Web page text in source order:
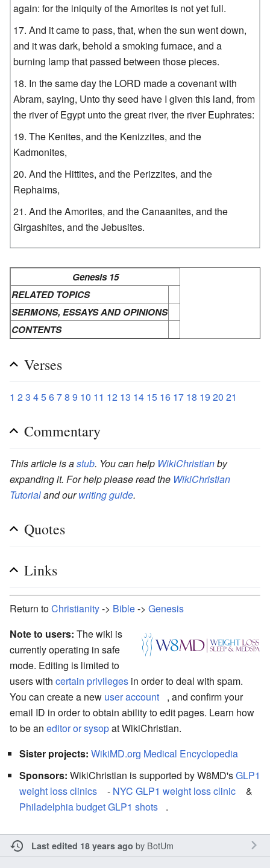
again: for the iniquity of the Amorites is not yet full.
And it came to pass, that, when the sun went down,
and it was dark, behold a smoking furnace, and a
burning lamp that passed between those pieces.
In the same day the LORD made a covenant with
Abram, saying, Unto thy seed have I given this land, from
the river of Egypt unto the great river, the river Euphrates:
The Kenites, and the Kenizzites, and the
Kadmonites,
And the Hittites, and the Perizzites, and the
Rephaims,
And the Amorites, and the Canaanites, and the
Girgashites, and the Jebusites.
Genesis 15
RELATED TOPICS
SERMONS, ESSAYS AND OPINIONS
CONTENTS
Verses
1 23 45678 9 10 11 12 13 14 15 16 17 18 19 20 21
Commentary
This article is astub. You can help WikiChristianby
expanding it. For help please read the WikiChristian
Tutorialand ourwriting guide.
Quotes
Links
Return toChristianity-> Bible-> Genesis
Note to users: The wiki is
currently operating in safe
mode. Editing is limited to
users with certain privileges in order to deal with spam.
You can create a new user account
, and confirm your
email ID in order to obtain ability to edit pages. Learn how
to be an editor or sysopat WikiChristian.
Sister projects: WikiMD.org Medical Encyclopedia
Sponsors: WikiChristian is supported by W8MD'sGLP1
weight loss clinics
- NYC GLP1 weight loss clinic
&
Philadelphia budget GLP1 shots
.
Last edited 18 years ago by BotUm